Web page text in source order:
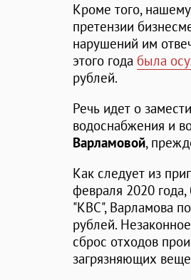
Кроме того, нашему
претензии
нарушений им
этого года была
рублей.
Речь идет о
водоснабжения и
Варламовой,
Как следует из
февраля 2020
"КВС", Варламова
рублей.
сброс отходов
загрязняющих